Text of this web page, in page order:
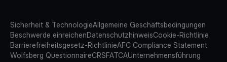
Sicherheit & TechnologieAllgemeine Geschäftsbedingungen
Beschwerde einreichenDatenschutzhinweisCookie-Richtlinie
Barrierefreiheitsgesetz-RichtlinieAFC Compliance Statement
Wolfsberg QuestionnaireCRSFATCAUnternehmensführung